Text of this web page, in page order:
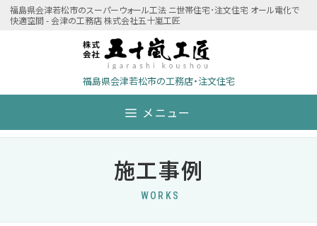
Skip福島県会津若松市のスーパーウォール工法 ニ世帯住宅･注文住宅 オール電化で
快適空間 - 会津の工務店 株式会社五十嵐工匠
福島県会津若松市の工務店・注文住宅
メニュー
施工事例
WORKS